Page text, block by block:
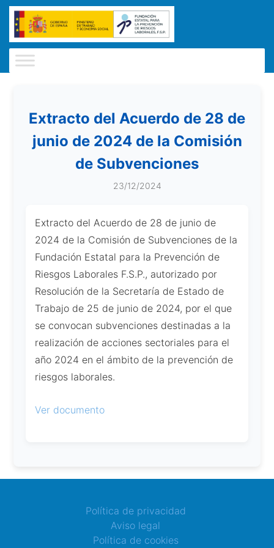
Extracto del Acuerdo de 28 de
junio de 2024 de la Comisión
de Subvenciones
23/12/2024
Extracto del Acuerdo de 28 de junio de
2024 de la Comisión de Subvenciones de la
Fundación Estatal para la Prevención de
Riesgos Laborales F.S.P., autorizado por
Resolución de la Secretaría de Estado de
Trabajo de 25 de junio de 2024, por el que
se convocan subvenciones destinadas a la
realización de acciones sectoriales para el
año 2024 en el ámbito de la prevención de
riesgos laborales.
Ver documento
Política de privacidad
Aviso legal
Política de cookies